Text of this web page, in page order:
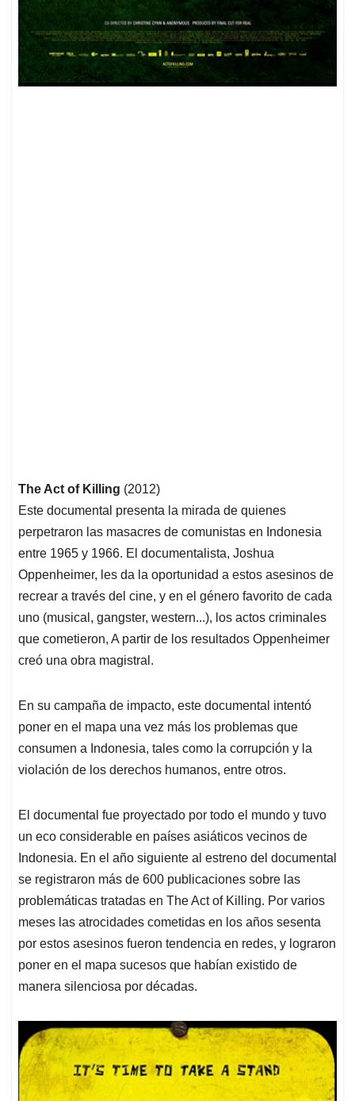
The Act of Killing (2012)
Este documental presenta la mirada de quienes
perpetraron las masacres de comunistas en Indonesia
entre 1965 y 1966. El documentalista, Joshua
Oppenheimer, les da la oportunidad a estos asesinos de
recrear a través del cine, y en el género favorito de cada
uno (musical, gangster, western...), los actos criminales
que cometieron, A partir de los resultados Oppenheimer
creó una obra magistral.
En su campaña de impacto, este documental intentó
poner en el mapa una vez más los problemas que
consumen a Indonesia, tales como la corrupción y la
violación de los derechos humanos, entre otros.
El documental fue proyectado por todo el mundo y tuvo
un eco considerable en países asiáticos vecinos de
Indonesia. En el año siguiente al estreno del documental
se registraron más de 600 publicaciones sobre las
problemáticas tratadas en The Act of Killing. Por varios
meses las atrocidades cometidas en los años sesenta
por estos asesinos fueron tendencia en redes, y lograron
poner en el mapa sucesos que habían existido de
manera silenciosa por décadas.